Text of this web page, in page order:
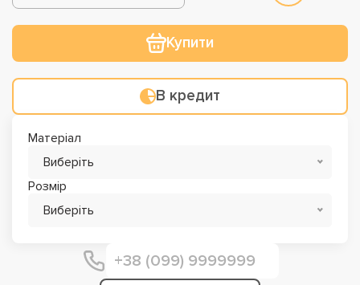
Купити
В кредит
Матеріал
Виберіть
Розмір
Виберіть